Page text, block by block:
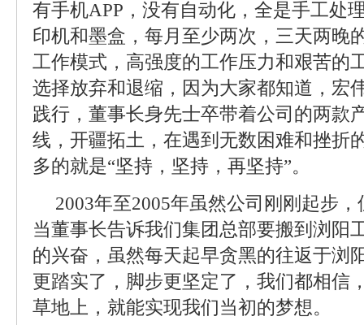
有手机APP，没有自动化，全是手工处
印机和墨盒，每月至少两次，三天两晚
工作模式，高强度的工作压力和艰苦的
选择放弃和退缩，因为大家都知道，宏
践行，董事长身先士卒带着公司的两款
线，开疆拓土，在遇到无数困难和挫折
多的就是“坚持，坚持，再坚持”。
2003年至2005年虽然公司刚刚起步
当董事长告诉我们集团总部要搬到浏阳
的兴奋，虽然每天起早贪黑的往返于浏
更踏实了，脚步更坚定了，我们都相信
草地上，就能实现我们当初的梦想。